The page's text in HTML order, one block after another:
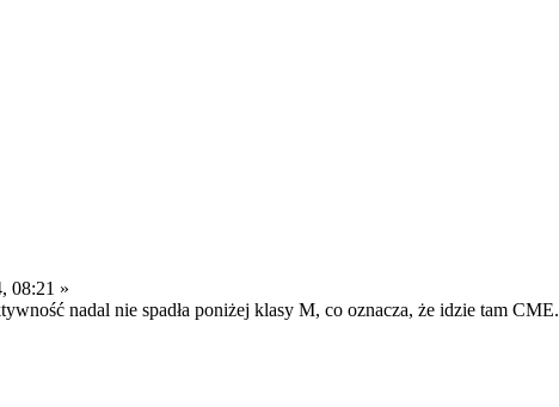
08:21 »
nadal nie spadła poniżej klasy M, co oznacza, że idzie tam CME.